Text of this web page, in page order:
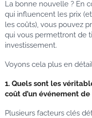
La bonne nouvelle ? En
qui influencent les prix
les coûts), vous pouvez
qui vous permettront de
investissement.
Voyons cela plus en
1. Quels sont les
coût d’un événement
Plusieurs facteurs clés